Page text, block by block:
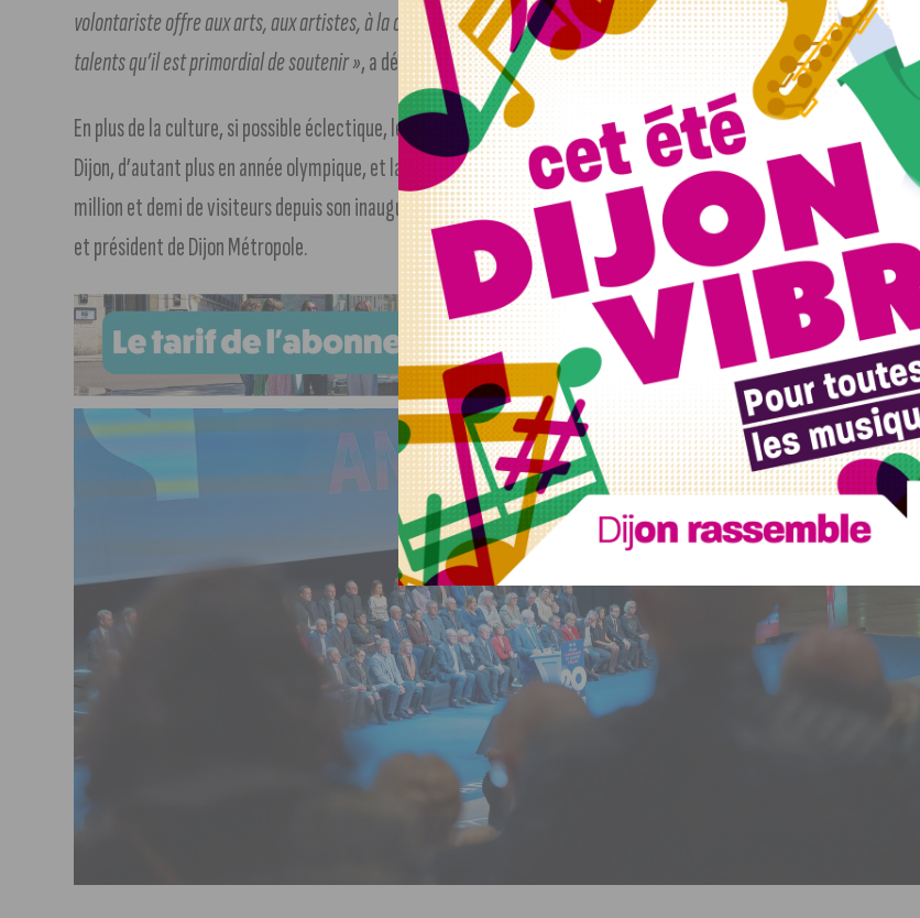
volontariste offre aux arts, aux artistes, à la création, un cadre particulièrement propice. Notre Métropole regorge de
talents qu’il est primordial de soutenir », a déclaré François Rebsamen.
En plus de la culture, si possible éclectique, le sport, pratiqué aussi bien en sport-santé qu’au plus haut niveau à
Dijon, d’autant plus en année olympique, et la gastronomie, dont le temple dijonnais qu’est la Cité a fait plus d’un
million et demi de visiteurs depuis son inauguration, sont au cœur du rassemblement souhaité par le maire de Dijon
et président de Dijon Métropole.